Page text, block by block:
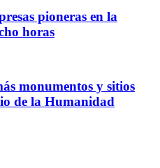
pioneras en la
horas
monumentos y sitios
de la Humanidad